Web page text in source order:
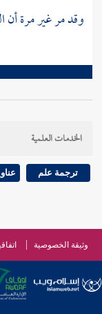
وقد مر غير مرة
الخدمات العلمية
ترجمة علم
وثيقة الخصوصية